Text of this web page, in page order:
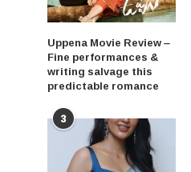
Uppena Movie Review –
Fine performances &
writing salvage this
predictable romance
3